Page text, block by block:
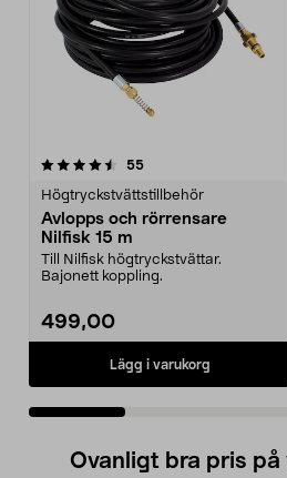
55recensioner
Högtryckstvättstillbehör
Avlopps och rörrensare
Nilfisk 15 m
Till Nilfisk högtryckstvättar.
Bajonett koppling.
499,00
Lägg i varukorg
4.0 av 5 stjärnor
Ovanligt bra pris på